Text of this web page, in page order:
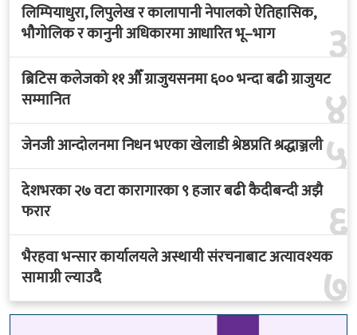
३
लिम्पियाधुरा, लिपुलेख र कालापानी नेपालको ऐतिहासिक,
भौगोलिक र कानुनी अधिकारमा आधारित भू–भाग
४
ब्रिटिस कलेजको ११ औँ ग्राजुयसनमा ६०० भन्दा बढी ग्राजुयट
सम्मानित
५
जेनजी आन्दोलनमा निधन भएका खेलाडी श्रेष्ठप्रति श्रद्धाञ्जली
६
देशभरका २७ वटा कारागारका ९ हजार बढी कैदीबन्दी अझै
फरार
७
भैरहवा भन्सार कार्यालयले अस्थायी संरचनाबाट अत्यावश्यक
सामाग्री ल्याउदै